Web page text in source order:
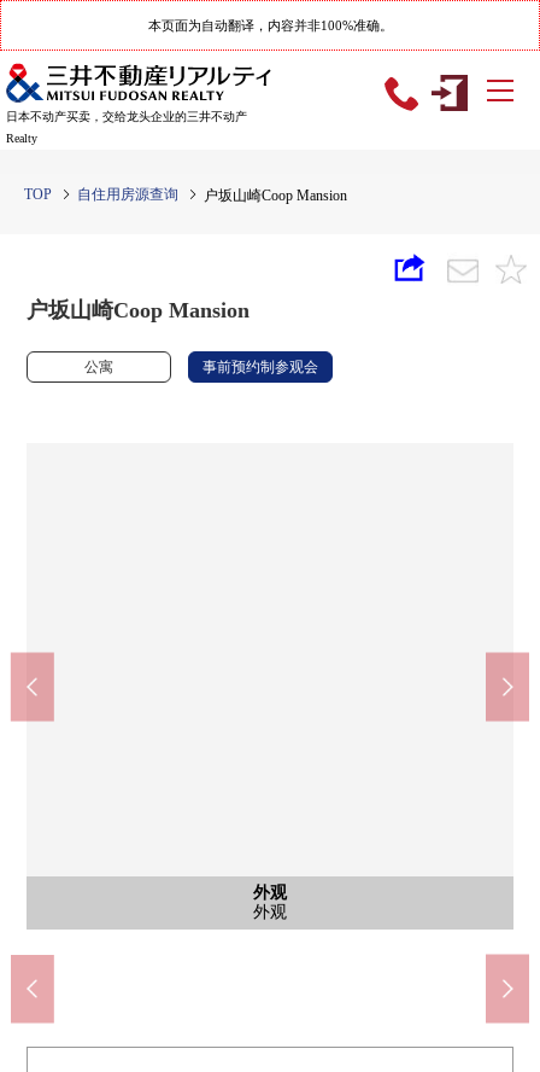
本页面为自动翻译，内容并非100%准确。
日本不动产买卖，交给龙头企业的三井不动产
Realty
TOP 自住用房源查询 户坂山崎Coop Mansion
户坂山崎Coop Mansion
公寓 事前预约制参观会
外观
外观
外观
外观
外观
外观
其他当地
邸宅名牌
客厅
客厅
客厅
客厅
客厅
客厅
厨房
厨房
厨房
厨房
厨房
厨房
阳台
阳台
阳台
阳台
阳台
阳台
室内
西式房间
室内
西式房间
室内
西式房间
室内
西式房间
收纳
收纳
厕所
厕所
洗脸
盥洗台
共有部分
共有部分